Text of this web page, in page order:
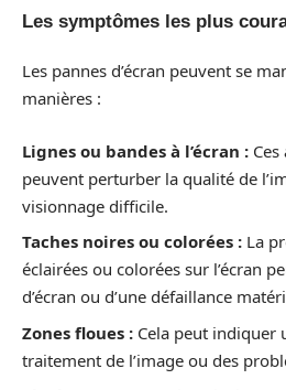
Les symptômes les plus
Les pannes d’écran peuvent se
manières :
Lignes ou bandes à l’écran :
peuvent perturber la qualité de
visionnage difficile.
Taches noires ou colorées : La
éclairées ou colorées sur l’écran
d’écran ou d’une défaillance
Zones floues : Cela peut indiquer
traitement de l’image ou des